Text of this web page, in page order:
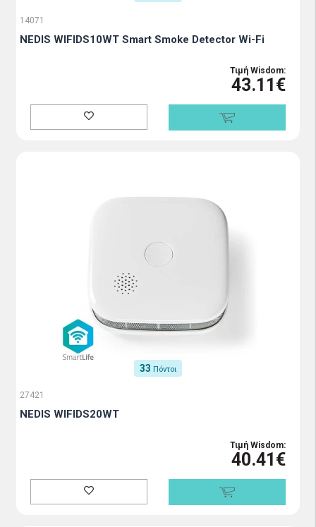
14071
NEDIS WIFIDS10WT Smart Smoke Detector Wi-Fi
Τιμή Wisdom:
43.11€
33 Πόντοι
27421
NEDIS WIFIDS20WT
Τιμή Wisdom:
40.41€